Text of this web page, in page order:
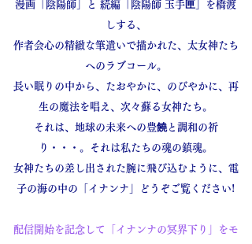
漫画「陰陽師」と 続編「陰陽師 玉手匣」を橋渡
しする、
作者会心の精緻な筆遣いで描かれた、太女神たち
へのラブコール。
長い眠りの中から、たおやかに、のびやかに、再
生の魔法を唱え、次々蘇る女神たち。
それは、地球の未来への豊饒と調和の祈
り・・・。それは私たちの魂の鎮魂。
女神たちの差し出された腕に飛び込むように、電
子の海の中の「イナンナ」どうぞご覧ください!
配信開始を記念して「イナンナの冥界下り」をモ